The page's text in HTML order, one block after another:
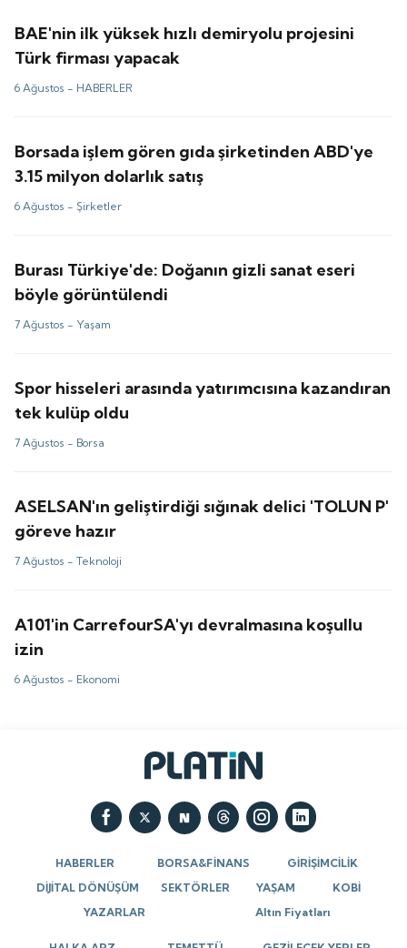
BAE'nin ilk yüksek hızlı demiryolu projesini
Türk firması yapacak
6 Ağustos - HABERLER
Borsada işlem gören gıda şirketinden ABD'ye
3.15 milyon dolarlık satış
6 Ağustos - Şirketler
Burası Türkiye'de: Doğanın gizli sanat eseri
böyle görüntülendi
7 Ağustos - Yaşam
Spor hisseleri arasında yatırımcısına kazandıran
tek kulüp oldu
7 Ağustos - Borsa
ASELSAN'ın geliştirdiği sığınak delici 'TOLUN P'
göreve hazır
7 Ağustos -Teknoloji
A101'in CarrefourSA'yı devralmasına koşullu
izin
6 Ağustos - Ekonomi
HABERLER BORSA&FİNANS
GİRİŞİMCİLİK
DİJİTAL DÖNÜŞÜM
SEKTÖRLER YAŞAM
KOBİ
YAZARLAR
Altın Fiyatları